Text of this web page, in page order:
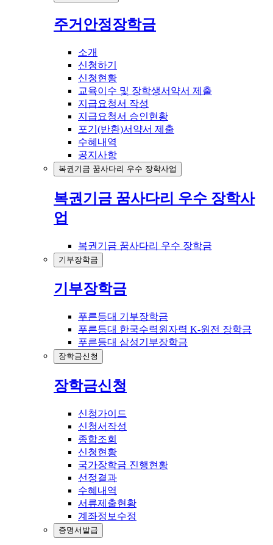
주거안정장학금
소개
신청하기
신청현황
교육이수 및 장학생서약서 제출
지급요청서 작성
지급요청서 승인현황
포기(반환)서약서 제출
수혜내역
공지사항
복권기금 꿈사다리 우수 장학사업
복권기금 꿈사다리 우수 장학사
업
복권기금 꿈사다리 우수 장학금
기부장학금
기부장학금
푸른등대 기부장학금
푸른등대 한국수력원자력 K-원전 장학금
푸른등대 삼성기부장학금
장학금신청
장학금신청
신청가이드
신청서작성
종합조회
신청현황
국가장학금 진행현황
선정결과
수혜내역
서류제출현황
계좌정보수정
증명서발급